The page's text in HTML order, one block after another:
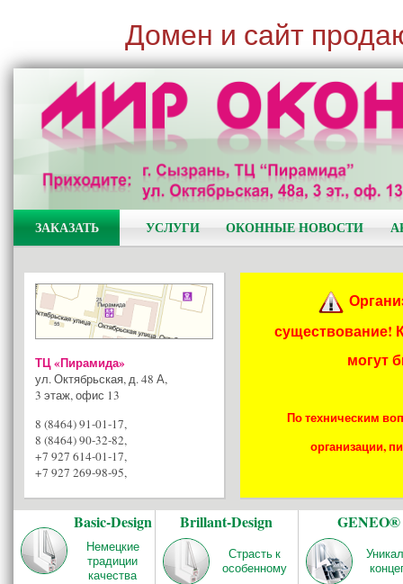
Домен и сайт
ЗАКАЗАТЬ УСЛУГИ ОКОННЫЕ НОВОСТИ
ТЦ «Пирамида»
ул. Октябрьская, д. 48 А,
3 этаж, офис 13
8 (8464) 91-01-17,
8 (8464) 90-32-82,
+7 927 614-01-17,
+7 927 269-98-95,
существование!
могут
По техническим
организации,
Basic-Design
Немецкие
традиции
качества
Brillant-Design
Страсть к
особенному
GENEO®